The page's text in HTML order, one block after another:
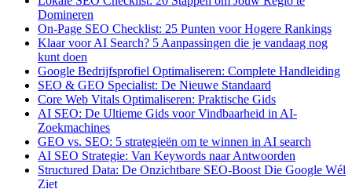
Domineren
On-Page SEO Checklist: 25 Punten voor Hogere Rankings
Klaar voor AI Search? 5 Aanpassingen die je vandaag nog
kunt doen
Google Bedrijfsprofiel Optimaliseren: Complete Handleiding
SEO & GEO Specialist: De Nieuwe Standaard
Core Web Vitals Optimaliseren: Praktische Gids
AI SEO: De Ultieme Gids voor Vindbaarheid in AI-
Zoekmachines
GEO vs. SEO: 5 strategieën om te winnen in AI search
AI SEO Strategie: Van Keywords naar Antwoorden
Structured Data: De Onzichtbare SEO-Boost Die Google Wél
Ziet